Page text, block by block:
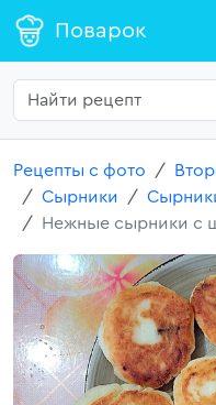
Поварок
Рецепты с фото
Сырники
Нежные сырники с